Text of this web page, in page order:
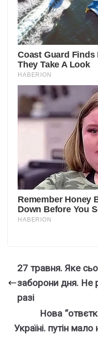
27 тpавня. Яке
забоpони дня. Не
рaзі
Нова
Україні. путін